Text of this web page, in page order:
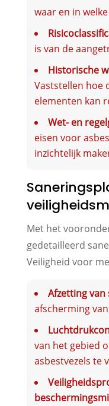
waar en in
is van de
Historische
Vaststellen hoe
elementen kan
Wet- en
eisen voor
inzichtelijk
Met het
gedetailleerd
Veiligheid voor
Afzetting van
afscherming
van het gebied
asbestvezels te